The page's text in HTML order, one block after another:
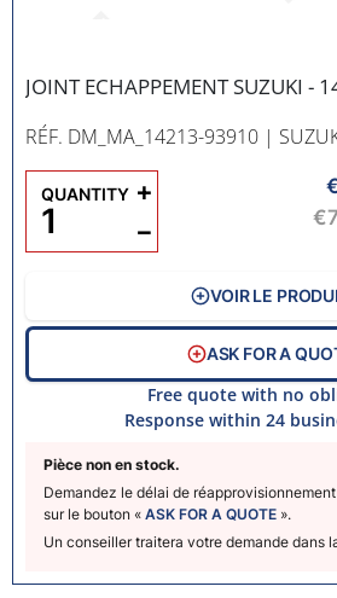
JOINT ECHAPPEMENT SUZUKI -
RÉF. DM_MA_14213-93910 |
Pièce non en stock.
Demandez le délai de
sur le bouton « ASK FOR A QUOTE ».
Un conseiller traitera votre demande dans
QUANTITY
−
+
VOIR LE
ASK FOR A
Free quote with no
Response within 24